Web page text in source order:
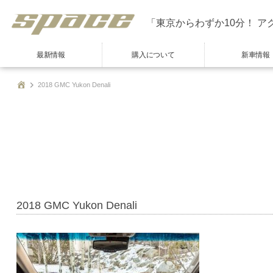
「東京からわずか10分！ ア
最新情報 購入について 新車情報
2018 GMC Yukon Denali
2018 GMC Yukon Denali